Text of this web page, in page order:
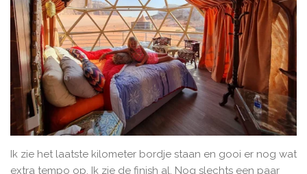
Ik zie het laatste kilometer bordje staan en gooi er nog wat
extra tempo op. Ik zie de finish al. Nog slechts een paar